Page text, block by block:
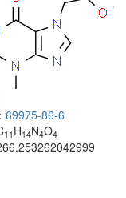
69975-86-6
11 H14N4O4